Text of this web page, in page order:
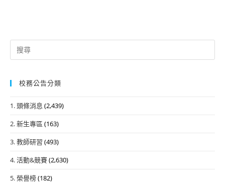
Search
for:
校務公告分類
1. 頭條消息 (2,439)
2. 新生專區 (163)
3. 教師研習 (493)
4. 活動&競賽(2,630)
5. 榮譽榜(182)